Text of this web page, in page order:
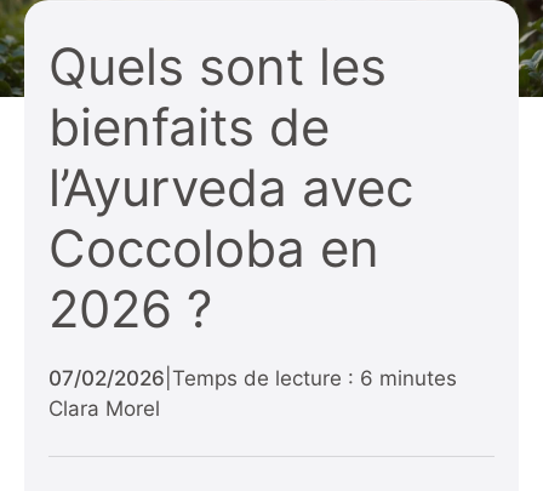
Quels sont les
bienfaits de
l’Ayurveda avec
Coccoloba en
2026 ?
07/02/2026 Temps de lecture : 6 minutes
Clara Morel